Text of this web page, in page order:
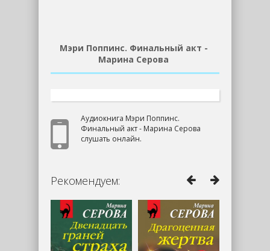
Мэри Поппинс. Финальный акт -
Марина Серова
Аудиокнига Мэри Поппинс.
Финальный акт - Марина Серова
слушать онлайн.
Рекомендуем: